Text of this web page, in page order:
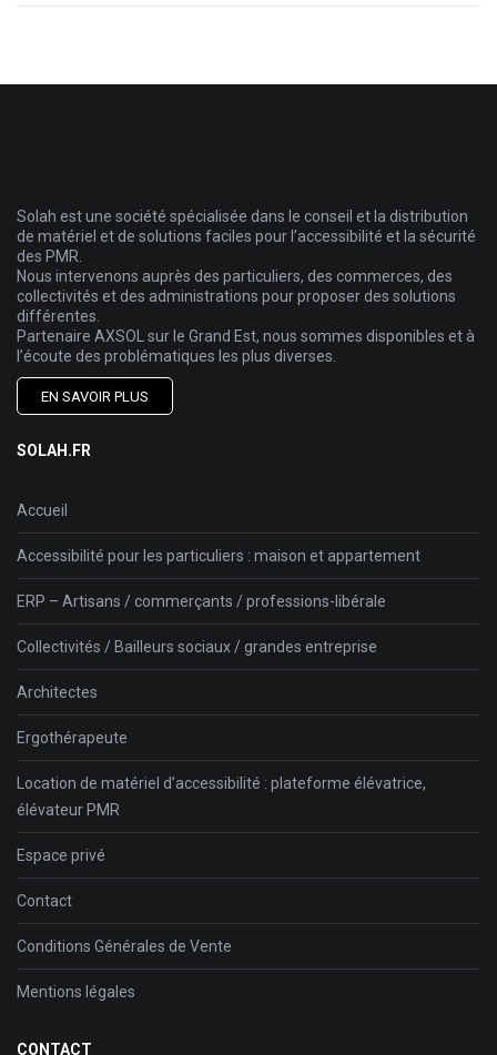
Solah est une société spécialisée dans le conseil et la distribution
de matériel et de solutions faciles pour l’accessibilité et la sécurité
des PMR.
Nous intervenons auprès des particuliers, des commerces, des
collectivités et des administrations pour proposer des solutions
différentes.
Partenaire AXSOL sur le Grand Est, nous sommes disponibles et à
l’écoute des problématiques les plus diverses.
EN SAVOIR PLUS
SOLAH.FR
Accueil
Accessibilité pour les particuliers : maison et appartement
ERP – Artisans / commerçants / professions-libérale
Collectivités / Bailleurs sociaux / grandes entreprise
Architectes
Ergothérapeute
Location de matériel d’accessibilité : plateforme élévatrice,
élévateur PMR
Espace privé
Contact
Conditions Générales de Vente
Mentions légales
CONTACT